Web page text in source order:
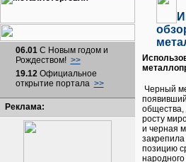
06.01С Новым годом и
Рождеством! >>
19.12Официальное
открытие портала >>
Реклама:
Черный
росту
и черная
позицию